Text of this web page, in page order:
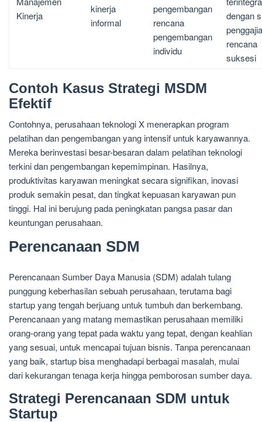
Kinerja
kinerja
informal
pengembangan
rencana
pengembangan
individu
dengan
rencana
suksesi
Contoh Kasus Strategi MSDM
Efektif
Contohnya, perusahaan teknologi X menerapkan program
pelatihan dan pengembangan yang intensif untuk karyawannya.
Mereka berinvestasi besar-besaran dalam pelatihan teknologi
terkini dan pengembangan kepemimpinan. Hasilnya,
produktivitas karyawan meningkat secara signifikan, inovasi
produk semakin pesat, dan tingkat kepuasan karyawan pun
tinggi. Hal ini berujung pada peningkatan pangsa pasar dan
keuntungan perusahaan.
Perencanaan SDM
Perencanaan Sumber Daya Manusia (SDM) adalah tulang
punggung keberhasilan sebuah perusahaan, terutama bagi
startup yang tengah berjuang untuk tumbuh dan berkembang.
Perencanaan yang matang memastikan perusahaan memiliki
orang-orang yang tepat pada waktu yang tepat, dengan keahlian
yang sesuai, untuk mencapai tujuan bisnis. Tanpa perencanaan
yang baik, startup bisa menghadapi berbagai masalah, mulai
dari kekurangan tenaga kerja hingga pemborosan sumber daya.
Strategi Perencanaan SDM untuk
Startup